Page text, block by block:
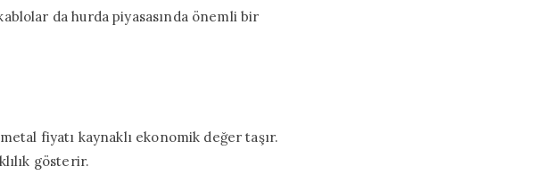
da hurda piyasasında önemli bir
fiyatı kaynaklı ekonomik değer taşır.
gösterir.